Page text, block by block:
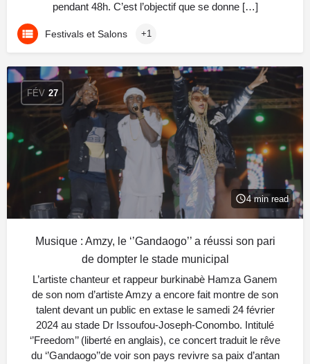
pendant 48h. C’est l’objectif que se donne […]
Festivals et Salons +1
FÉV 27
4 min read
Musique : Amzy, le ‘’Gandaogo’’ a réussi son pari
de dompter le stade municipal
L’artiste chanteur et rappeur burkinabè Hamza Ganem
de son nom d’artiste Amzy a encore fait montre de son
talent devant un public en extase le samedi 24 février
2024 au stade Dr Issoufou-Joseph-Conombo. Intitulé
‘’Freedom’’ (liberté en anglais), ce concert traduit le rêve
du ‘’Gandaogo’’de voir son pays revivre sa paix d’antan